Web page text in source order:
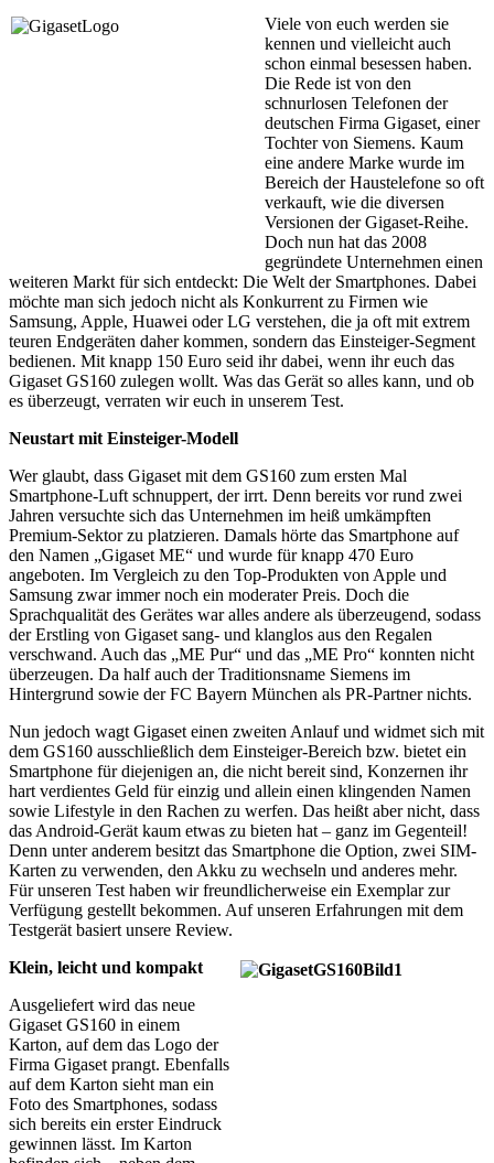
Viele von euch werden sie
kennen und vielleicht auch
schon einmal besessen haben.
Die Rede ist von den
schnurlosen Telefonen der
deutschen Firma Gigaset, einer
Tochter von Siemens. Kaum
eine andere Marke wurde im
Bereich der Haustelefone so oft
verkauft, wie die diversen
Versionen der Gigaset-Reihe.
Doch nun hat das 2008
gegründete Unternehmen einen
weiteren Markt für sich entdeckt: Die Welt der Smartphones. Dabei
möchte man sich jedoch nicht als Konkurrent zu Firmen wie
Samsung, Apple, Huawei oder LG verstehen, die ja oft mit extrem
teuren Endgeräten daher kommen, sondern das Einsteiger-Segment
bedienen. Mit knapp 150 Euro seid ihr dabei, wenn ihr euch das
Gigaset GS160 zulegen wollt. Was das Gerät so alles kann, und ob
es überzeugt, verraten wir euch in unserem Test.
Neustart mit Einsteiger-Modell
Wer glaubt, dass Gigaset mit dem GS160 zum ersten Mal
Smartphone-Luft schnuppert, der irrt. Denn bereits vor rund zwei
Jahren versuchte sich das Unternehmen im heiß umkämpften
Premium-Sektor zu platzieren. Damals hörte das Smartphone auf
den Namen „Gigaset ME“ und wurde für knapp 470 Euro
angeboten. Im Vergleich zu den Top-Produkten von Apple und
Samsung zwar immer noch ein moderater Preis. Doch die
Sprachqualität des Gerätes war alles andere als überzeugend, sodass
der Erstling von Gigaset sang- und klanglos aus den Regalen
verschwand. Auch das „ME Pur“ und das „ME Pro“ konnten nicht
überzeugen. Da half auch der Traditionsname Siemens im
Hintergrund sowie der FC Bayern München als PR-Partner nichts.
Nun jedoch wagt Gigaset einen zweiten Anlauf und widmet sich mit
dem GS160 ausschließlich dem Einsteiger-Bereich bzw. bietet ein
Smartphone für diejenigen an, die nicht bereit sind, Konzernen ihr
hart verdientes Geld für einzig und allein einen klingenden Namen
sowie Lifestyle in den Rachen zu werfen. Das heißt aber nicht, dass
das Android-Gerät kaum etwas zu bieten hat – ganz im Gegenteil!
Denn unter anderem besitzt das Smartphone die Option, zwei SIM-
Karten zu verwenden, den Akku zu wechseln und anderes mehr.
Für unseren Test haben wir freundlicherweise ein Exemplar zur
Verfügung gestellt bekommen. Auf unseren Erfahrungen mit dem
Testgerät basiert unsere Review.
Klein, leicht und kompakt
Ausgeliefert wird das neue
Gigaset GS160 in einem
Karton, auf dem das Logo der
Firma Gigaset prangt. Ebenfalls
auf dem Karton sieht man ein
Foto des Smartphones, sodass
sich bereits ein erster Eindruck
gewinnen lässt. Im Karton